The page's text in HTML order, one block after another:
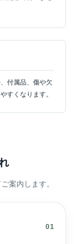
付属品、傷や欠
すくなります。
案内します。
01